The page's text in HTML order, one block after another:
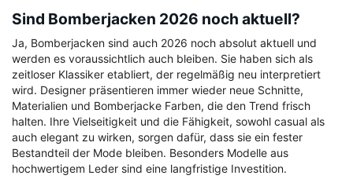
Sind Bomberjacken 2026 noch aktuell?
Ja, Bomberjacken sind auch 2026 noch absolut aktuell und
werden es voraussichtlich auch bleiben. Sie haben sich als
zeitloser Klassiker etabliert, der regelmäßig neu interpretiert
wird. Designer präsentieren immer wieder neue Schnitte,
Materialien und Bomberjacke Farben, die den Trend frisch
halten. Ihre Vielseitigkeit und die Fähigkeit, sowohl casual als
auch elegant zu wirken, sorgen dafür, dass sie ein fester
Bestandteil der Mode bleiben. Besonders Modelle aus
hochwertigem Leder sind eine langfristige Investition.